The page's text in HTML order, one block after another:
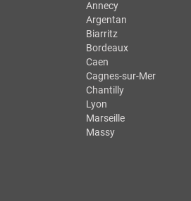
Annecy
Argentan
Biarritz
Bordeaux
Caen
Cagnes-sur-Mer
Chantilly
Lyon
Marseille
Massy